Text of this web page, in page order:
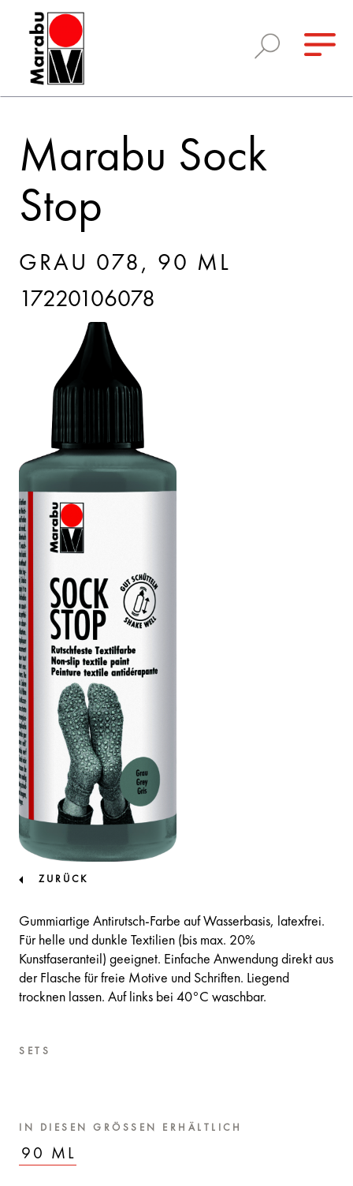
Marabu Sock
Stop
GRAU 078, 90 ML
17220106078
ZURÜCK
Gummiartige Antirutsch-Farbe auf Wasserbasis, latexfrei.
Für helle und dunkle Textilien (bis max. 20%
Kunstfaseranteil) geeignet. Einfache Anwendung direkt aus
der Flasche für freie Motive und Schriften. Liegend
trocknen lassen. Auf links bei 40°C waschbar.
SETS
IN DIESEN GRÖSSEN ERHÄLTLICH
90 ML